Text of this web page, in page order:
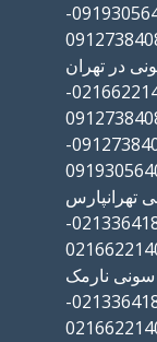
نمایندگی تلویزیون سونی |09193056404-
در تهران
|02133641842-02166221407-
تعمیر تلویزیون سونی |09127384085-
تهرانپارس
|09127384085-02133641842-
سونی نارمک
|09127384085-02133641842-